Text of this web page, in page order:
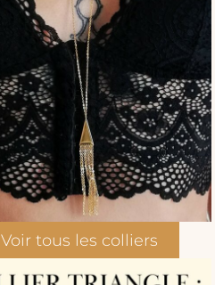
Voir tous les colliers